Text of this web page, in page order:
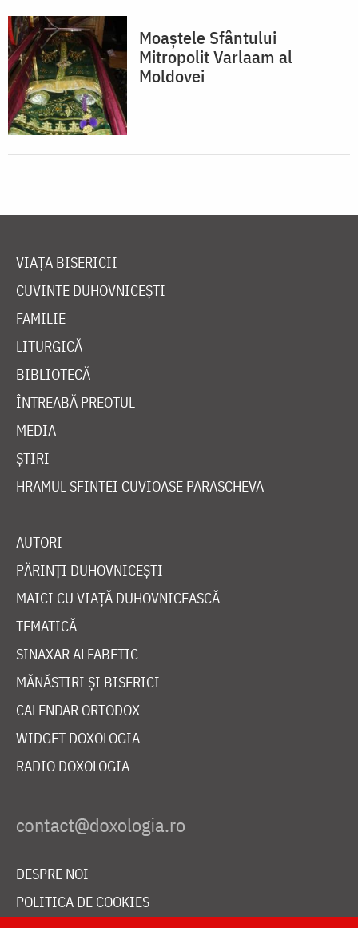
Moaștele Sfântului
Mitropolit Varlaam al
Moldovei
VIAȚA BISERICII
CUVINTE DUHOVNICEȘTI
FAMILIE
LITURGICĂ
BIBLIOTECĂ
ÎNTREABĂ PREOTUL
MEDIA
ȘTIRI
HRAMUL SFINTEI CUVIOASE PARASCHEVA
AUTORI
PĂRINȚI DUHOVNICEȘTI
MAICI CU VIAȚĂ DUHOVNICEASCĂ
TEMATICĂ
SINAXAR ALFABETIC
MĂNĂSTIRI ȘI BISERICI
CALENDAR ORTODOX
WIDGET DOXOLOGIA
RADIO DOXOLOGIA
DESPRE NOI
POLITICA DE COOKIES